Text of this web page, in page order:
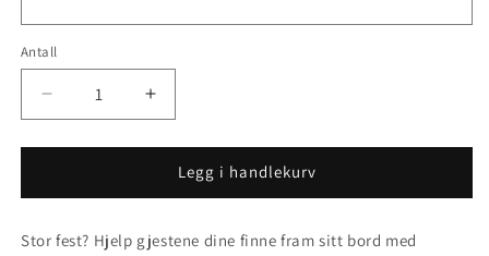
Antall
antallet
for
-
3
Øk
antallet
for
Bordnummer
-
3
Legg i handlekurv
Stor fest? Hjelp gjestene dine finne fram sitt bord med